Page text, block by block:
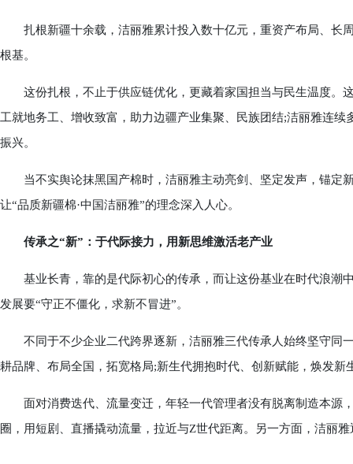
扎根新疆十余载，洁丽雅累计投入数十亿元，重资产布局、长
根基。
这份扎根，不止于供应链优化，更藏着家国担当与民生温度。
工就地务工、增收致富，助力边疆产业集聚、民族团结;洁丽雅连
振兴。
当不实舆论抹黑国产棉时，洁丽雅主动亮剑、坚定发声，锚定
让“品质新疆棉·中国洁丽雅”的理念深入人心。
传承之“新”：于代际接力，用新思维激活老产业
基业长青，靠的是代际初心的传承，而让这份基业在时代浪潮
发展要“守正不僵化，求新不冒进”。
不同于不少企业二代跨界逐新，洁丽雅三代传承人始终坚守同
耕品牌、布局全国，拓宽格局;新生代拥抱时代、创新赋能，焕发新
面对消费迭代、流量变迁，年轻一代管理者没有脱离制造本源
圈，用短剧、直播撬动流量，拉近与Z世代距离。另一方面，洁丽